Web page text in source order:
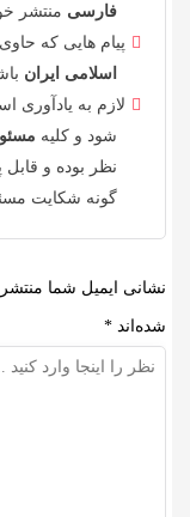
فارسیمنتشر
پیام هایی که حاوی
اسلامی ایران
لازم به یادآوری
شود و کلیه
نظر بوده و قابل
گونه شکایت
نشانی ایمیل شما منتشر
شده‌اند *